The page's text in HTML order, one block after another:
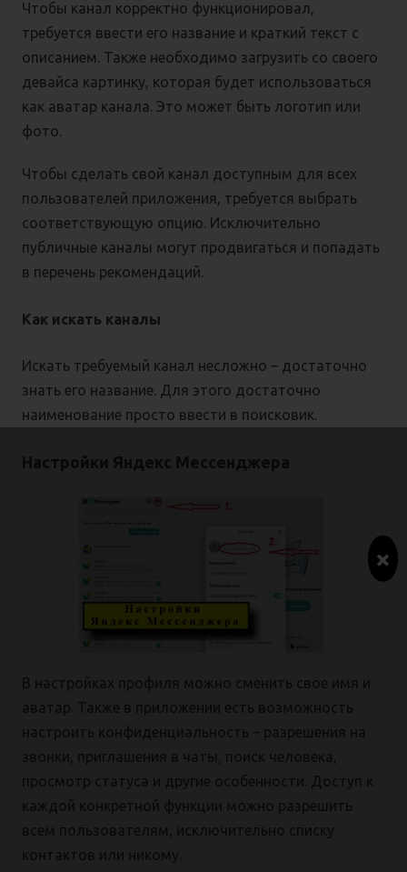
Чтобы канал корректно функционировал,
требуется ввести его название и краткий текст с
описанием. Также необходимо загрузить со своего
девайса картинку, которая будет использоваться
как аватар канала. Это может быть логотип или
фото.
Чтобы сделать свой канал доступным для всех
пользователей приложения, требуется выбрать
соответствующую опцию. Исключительно
публичные каналы могут продвигаться и попадать
в перечень рекомендаций.
Как искать каналы
Искать требуемый канал несложно – достаточно
знать его название. Для этого достаточно
наименование просто ввести в поисковик.
×